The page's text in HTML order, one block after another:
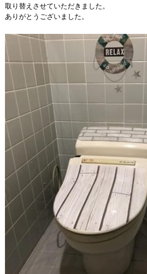
取り替えさせていただきました。
ありがとうございました。